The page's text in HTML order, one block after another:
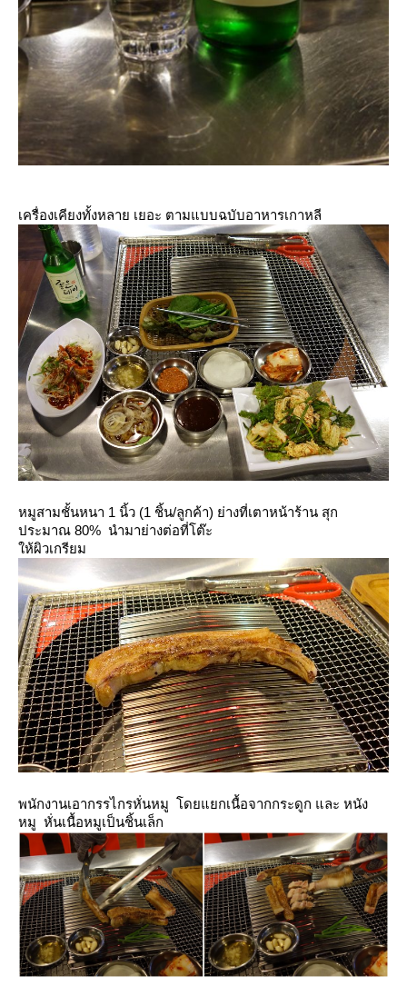
เครื่องเคียงทั้งหลาย เยอะ ตามแบบฉบับอาหารเกาหลี
หมูสามชั้นหนา 1 นิ้ว (1 ชิ้น/ลูกค้า) ย่างที่เตาหน้าร้าน สุก
ประมาณ 80% นำมาย่างต่อที่โต๊ะ
ห้ผิวเกรียม
พนักงานเอากรรไกรหั่นหมู โดยแยกเนื้อจากกระดูก และ หนัง
หมู หั่นเนื้อหมูเป็นชิ้นเล็ก